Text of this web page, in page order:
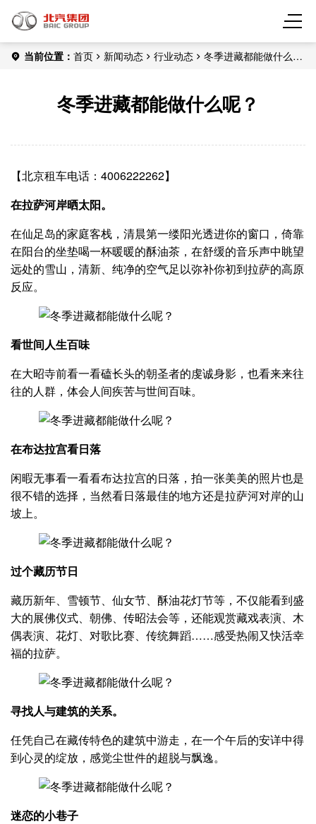
当前位置： 首页 新闻动态 行业动态
冬季进藏都能做什么
冬季进藏都能做什么呢？
【北京租车电话：4006222262】
在拉萨河岸晒太阳。
在仙足岛的家庭客栈，清晨第一缕阳光透进你的窗口，倚靠
在阳台的坐垫喝一杯暖暖的酥油茶，在舒缓的音乐声中眺望
远处的雪山，清新、纯净的空气足以弥补你初到拉萨的高原
反应。
看世间人生百味
在大昭寺前看一看磕长头的朝圣者的虔诚身影，也看来来往
往的人群，体会人间疾苦与世间百味。
在布达拉宫看日落
闲暇无事看一看看布达拉宫的日落，拍一张美美的照片也是
很不错的选择，当然看日落最佳的地方还是拉萨河对岸的山
坡上。
过个藏历节日
藏历新年、雪顿节、仙女节、酥油花灯节等，不仅能看到盛
大的展佛仪式、朝佛、传昭法会等，还能观赏藏戏表演、木
偶表演、花灯、对歌比赛、传统舞蹈……感受热闹又快活幸
福的拉萨。
寻找人与建筑的关系。
任凭自己在藏传特色的建筑中游走，在一个午后的安详中得
到心灵的绽放，感觉尘世件的超脱与飘逸。
迷恋的小巷子